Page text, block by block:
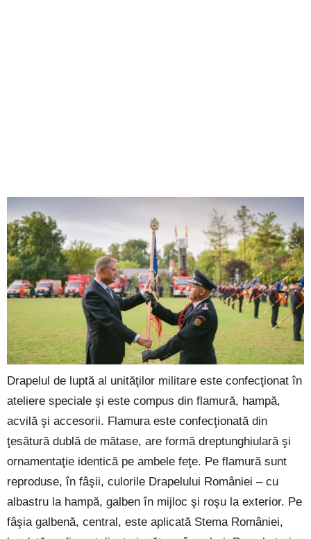
Drapelul de luptă al unităţilor militare este confecţionat în
ateliere speciale şi este compus din flamură, hampă,
acvilă şi accesorii. Flamura este confecţionată din
ţesătură dublă de mătase, are formă dreptunghiulară şi
ornamentaţie identică pe ambele feţe. Pe flamură sunt
reproduse, în fâşii, culorile Drapelului României – cu
albastru la hampă, galben în mijloc şi roşu la exterior. Pe
fâşia galbenă, central, este aplicată Stema României,